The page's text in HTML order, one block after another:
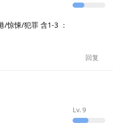
/惊悚/犯罪 含1-3 ：
回复
Lv.9